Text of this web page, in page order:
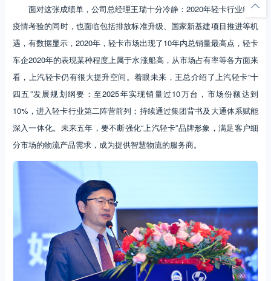
面对这张成绩单，公司总经理王瑞十分冷静：2020年轻卡行业经受
疫情考验的同时，也面临包括排放标准升级、国家新基建项目推进等机
遇，有数据显示，2020年，轻卡市场出现了10年内总销量最高点，轻卡
车企2020年的表现某种程度上属于水涨船高，从市场占有率等各方面来
看，上汽轻卡仍有很大提升空间。着眼未来，王总介绍了上汽轻卡“十
四五”发展规划纲要：至2025年实现销量过10万台，市场份额达到
10%，进入轻卡行业第二阵营前列；持续通过集团背书及大通体系赋能
深入一体化。未来五年，要不断强化“上汽轻卡”品牌形象，满足客户细
分市场的物流产品需求，成为提供智慧物流的服务商。